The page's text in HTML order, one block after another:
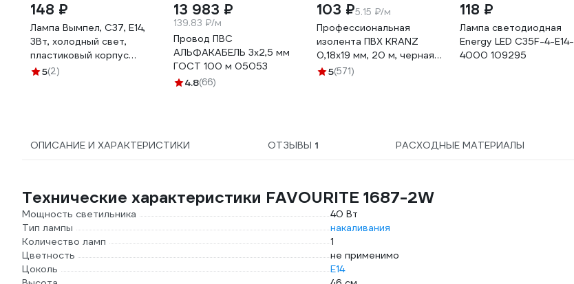
148 ₽
Лампа Вымпел, С37, Е14,
3Вт, холодный свет,
пластиковый корпус
9025
5(2)
13 983 ₽
139.83 ₽/м
Провод ПВС
АЛЬФАКАБЕЛЬ 3х2,5 мм
ГОСТ 100 м 05053
4.8(66)
103 ₽5.15 ₽/м
Профессиональная
изолента ПВХ KRANZ
0,18х19 мм, 20 м, черная
KR-09-2806
5(571)
118 ₽
Лампа светодиодная
Energy LED С35F-4-E14-
4000 109295
ОПИСАНИЕ И ХАРАКТЕРИСТИКИ ОТЗЫВЫ 1 РАСХОДНЫЕ МАТЕРИАЛЫ
Технические характеристики FAVOURITE 1687-2W
Мощность светильника
40 Вт
Тип лампы
накаливания
Количество ламп
1
Цветность
не применимо
Цоколь
E14